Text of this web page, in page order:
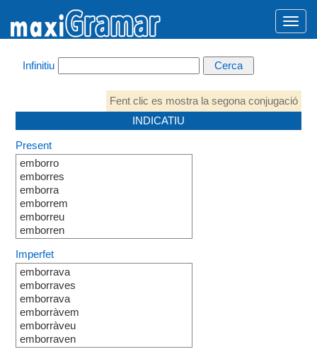
Infinitiu
Fent clic es mostra la segona conjugació
INDICATIU
Present
emborro
emborres
emborra
emborrem
emborreu
emborren
Imperfet
emborrava
emborraves
emborrava
emborràvem
emborràveu
emborraven